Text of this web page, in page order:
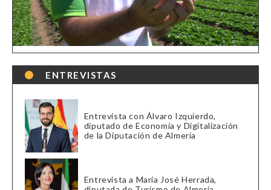
ENTREVISTAS
Entrevista con Álvaro Izquierdo,
diputado de Economía y Digitalización
de la Diputación de Almería
Entrevista a María José Herrada,